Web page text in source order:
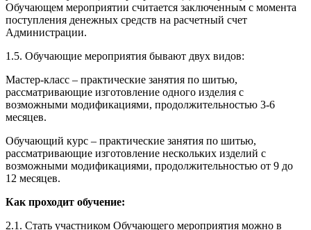
Обучающем мероприятии считается заключенным с момента
поступления денежных средств на расчетный счет
Администрации.
1.5. Обучающие мероприятия бывают двух видов:
Мастер-класс – практические занятия по шитью,
рассматривающие изготовление одного изделия с
возможными модификациями, продолжительностью 3-6
месяцев.
Обучающий курс – практические занятия по шитью,
рассматривающие изготовление нескольких изделий с
возможными модификациями, продолжительностью от 9 до
12 месяцев.
Как проходит обучение:
2.1. Стать участником Обучающего мероприятия можно в